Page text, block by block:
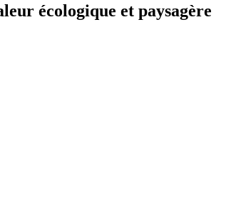
écologique et paysagère